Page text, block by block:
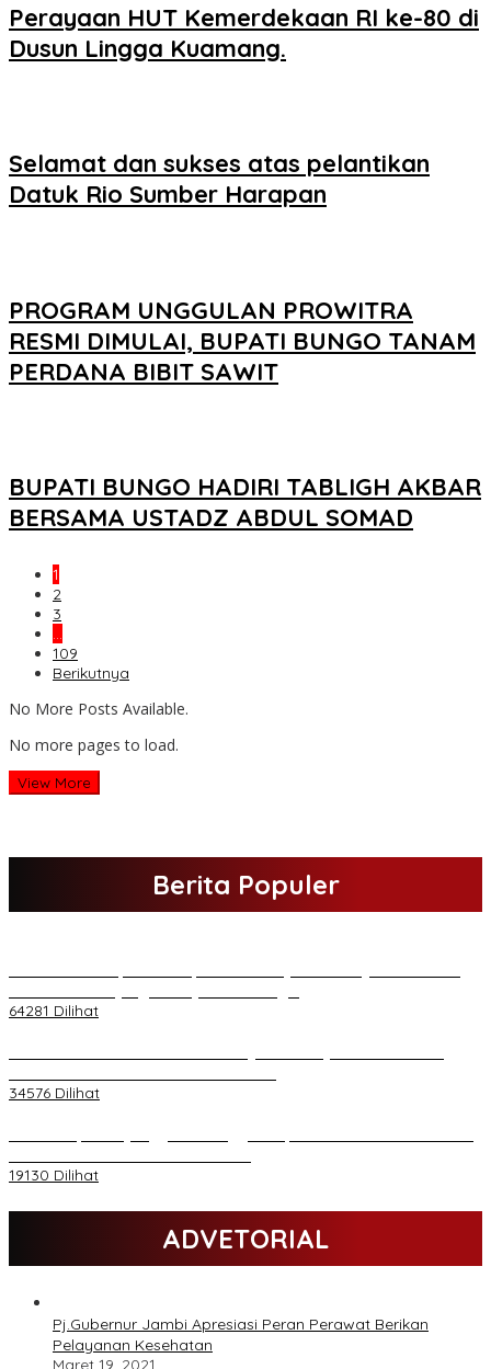
Perayaan HUT Kemerdekaan RI ke-80 di
Dusun Lingga Kuamang.
Selamat dan sukses atas pelantikan
Datuk Rio Sumber Harapan
PROGRAM UNGGULAN PROWITRA
RESMI DIMULAI, BUPATI BUNGO TANAM
PERDANA BIBIT SAWIT
BUPATI BUNGO HADIRI TABLIGH AKBAR
BERSAMA USTADZ ABDUL SOMAD
1
2
3
…
109
Berikutnya
No More Posts Available.
No more pages to load.
View More
Berita Populer
64281 Dilihat
34576 Dilihat
19130 Dilihat
ADVETORIAL
Pj.Gubernur Jambi Apresiasi Peran Perawat Berikan
Pelayanan Kesehatan
Maret 19, 2021